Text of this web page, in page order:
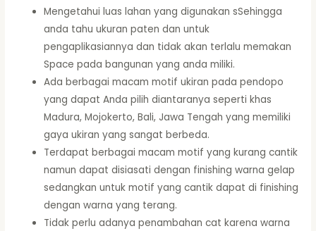
Mengetahui luas lahan yang digunakan sSehingga
anda tahu ukuran paten dan untuk
pengaplikasiannya dan tidak akan terlalu memakan
Space pada bangunan yang anda miliki.
Ada berbagai macam motif ukiran pada pendopo
yang dapat Anda pilih diantaranya seperti khas
Madura, Mojokerto, Bali, Jawa Tengah yang memiliki
gaya ukiran yang sangat berbeda.
Terdapat berbagai macam motif yang kurang cantik
namun dapat disiasati dengan finishing warna gelap
sedangkan untuk motif yang cantik dapat di finishing
dengan warna yang terang.
Tidak perlu adanya penambahan cat karena warna